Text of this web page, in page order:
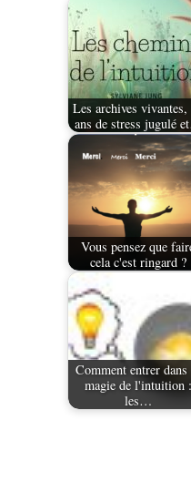
Les archives vivantes,
ans de stress jugulé
Vous pensez que
cela c'est ringard ?
Comment entrer dans
magie de l'intuition :
les…